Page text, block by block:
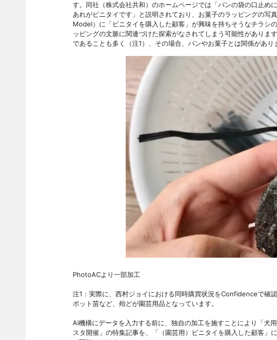
す。同社（株式会社共和）のホームページでは「パンの袋の口止め
あれがビニタイです」と説明されており、お菓子のラッピングの
Model）に「ビニタイを購入した顧客」が興味を持ちそうなチラシ
ッピングの文脈に関連づけた探索がなされてしまう可能性がありま
であることも多く（注1）、その場合、パンやお菓子とは関係があり
PhotoACより一部加工
注1：実際に、西村ジョイにおける同時購買状況をConfidenceで確
ポット苗など、殆どが園芸用品となっています。
AI機構にデータを入力する前に、独自の加工を施すことにより「犬
スタ開催」の特集記事を、「（園芸用）ビニタイを購入した顧客」